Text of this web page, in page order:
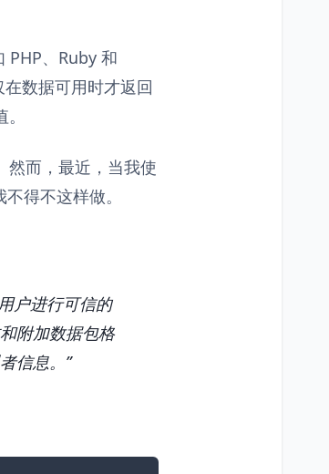
PHP、Ruby 和
数据可用时才返回
然而，最近，当我使
得不这样做。
户进行可信的
附加数据包格
信息。